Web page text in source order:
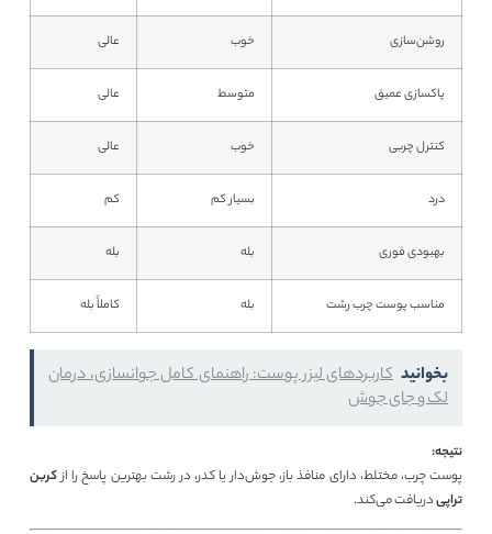
روشن‌سازی خوب عالی
پاکسازی عمیق متوسط عالی
کنترل چربی خوب عالی
درد بسیار کم کم
بهبودی فوری بله بله
مناسب پوست چرب رشت بله کاملاً بله
بخوانید کاربردهای لیزر پوست: راهنمای کامل جوانسازی، درمان
لک و جای جوش
نتیجه:
پوست چرب، مختلط، دارای منافذ باز، جوش‌دار یا کدر، در رشت بهترین پاسخ را ازکربن
تراپیدریافت می‌کند.